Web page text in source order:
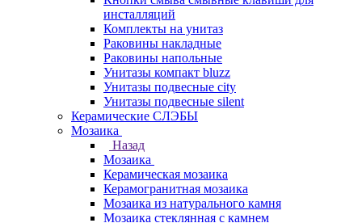
инсталляций
Комплекты на унитаз
Раковины накладные
Раковины напольные
Унитазы компакт bluzz
Унитазы подвесные city
Унитазы подвесные silent
Керамические СЛЭБЫ
Мозаика
Назад
Мозаика
Керамическая мозаика
Керамогранитная мозаика
Мозаика из натурального камня
Мозаика стеклянная с камнем